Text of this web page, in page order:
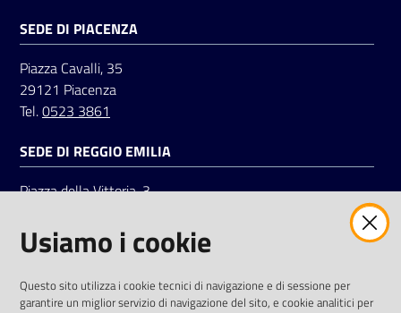
SEDE DI PIACENZA
Piazza Cavalli, 35
29121 Piacenza
Tel.0523 3861
SEDE DI REGGIO EMILIA
Piazza della Vittoria, 3
Tel.0522 7961
Usiamo i cookie
Questo sito utilizza i cookie tecnici di navigazione e di sessione per
garantire un miglior servizio di navigazione del sito, e cookie analitici per